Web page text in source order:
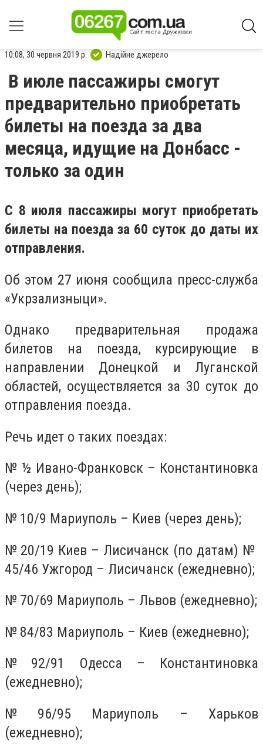
10:08, 30 червня 2019 р. Надійне джерело
В июле пассажиры смогут
предварительно приобретать
билеты на поезда за два
месяца, идущие на Донбасс -
только за один
С 8 июля пассажиры могут приобретать
билеты на поезда за 60 суток до даты их
отправления.
Об этом 27 июня сообщила пресс-служба
«Укрзализныци».
Однако предварительная продажа
билетов на поезда, курсирующие в
направлении Донецкой и Луганской
областей, осуществляется за 30 суток до
отправления поезда.
Речь идет о таких поездах:
№ ½ Ивано-Франковск – Константиновка
(через день);
№ 10/9 Мариуполь – Киев (через день);
№ 20/19 Киев – Лисичанск (по датам) №
45/46 Ужгород – Лисичанск (ежедневно);
№ 70/69 Мариуполь – Львов (ежедневно);
№ 84/83 Мариуполь – Киев (ежедневно);
№ 92/91 Одесса – Константиновка
(ежедневно);
№ 96/95 Мариуполь – Харьков
(ежедневно);